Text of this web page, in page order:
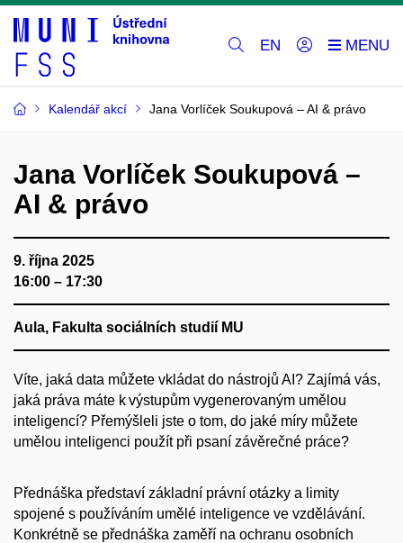
EN
Kalendář akcí Jana Vorlíček Soukupová – AI & právo
Jana Vorlíček Soukupová –
AI & právo
9. října 2025
16:00 – 17:30
Aula, Fakulta sociálních studií MU
Víte, jaká data můžete vkládat do nástrojů AI? Zajímá vás,
jaká práva máte k výstupům vygenerovaným umělou
inteligencí? Přemýšleli jste o tom, do jaké míry můžete
umělou inteligenci použít při psaní závěrečné práce?
Přednáška představí základní právní otázky a limity
spojené s používáním umělé inteligence ve vzdělávání.
Konkrétně se přednáška zaměří na ochranu osobních